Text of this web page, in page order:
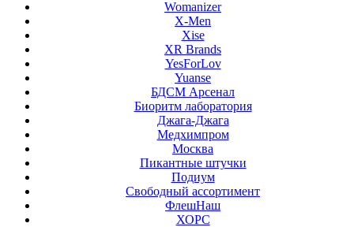
Womanizer
X-Men
Xise
XR Brands
YesForLov
Yuanse
БДСМ Арсенал
Биоритм лаборатория
Джага-Джага
Медхимпром
Москва
Пикантные штучки
Подиум
Свободный ассортимент
ФлешНаш
ХОРС